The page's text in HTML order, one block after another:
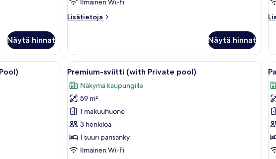
Näytä hinnat
Ilmainen Wi-Fi
Lisätietoja
Lisätietoja
With
Private
Pool
Näytä hinnat
Hot
pukeutunut nainen seisoo uima-altaan ääressä, josta avautuu näkymä
Avaa
kaikki
huonetyypin
Premium-
sviitti
(with
Private
pool)
Moderni ulkotila, jossa on pöytä ja
21
Premium-sviitti (with Private pool)
Näkymä kaupungille
59 m²
1 makuuhuone
3 henkilöä
1 suuri parisänky
Ilmainen Wi-Fi